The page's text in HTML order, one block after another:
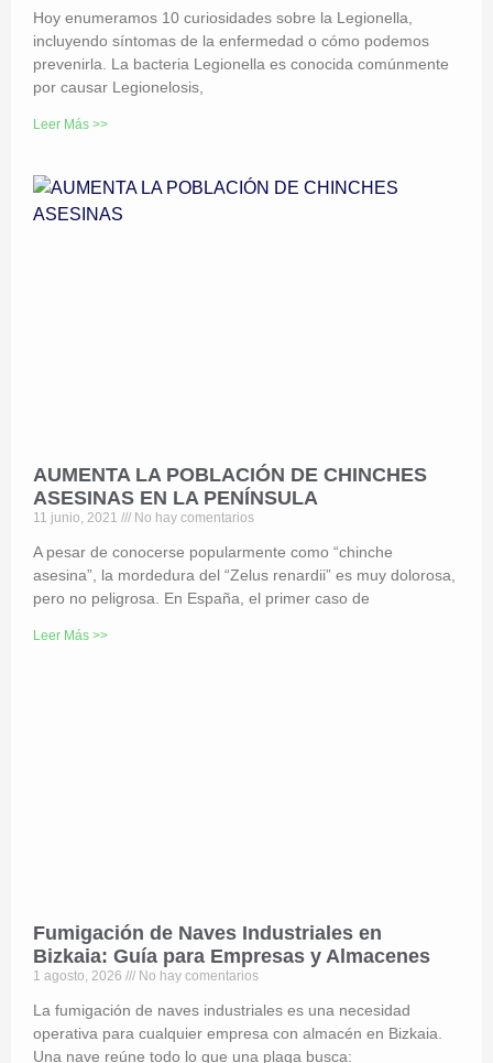
Hoy enumeramos 10 curiosidades sobre la Legionella,
incluyendo síntomas de la enfermedad o cómo podemos
prevenirla. La bacteria Legionella es conocida comúnmente
por causar Legionelosis,
Leer Más >>
AUMENTA LA POBLACIÓN DE CHINCHES
ASESINAS EN LA PENÍNSULA
11 junio, 2021 No hay comentarios
A pesar de conocerse popularmente como “chinche
asesina”, la mordedura del “Zelus renardii” es muy dolorosa,
pero no peligrosa. En España, el primer caso de
Leer Más >>
Fumigación de Naves Industriales en
Bizkaia: Guía para Empresas y Almacenes
1 agosto, 2026 No hay comentarios
La fumigación de naves industriales es una necesidad
operativa para cualquier empresa con almacén en Bizkaia.
Una nave reúne todo lo que una plaga busca: